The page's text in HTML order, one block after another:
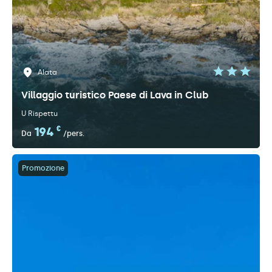
Alata
Villaggio turistico Paese di Lava in Club
U Rispettu
Da 194 €
/pers.
Promozione